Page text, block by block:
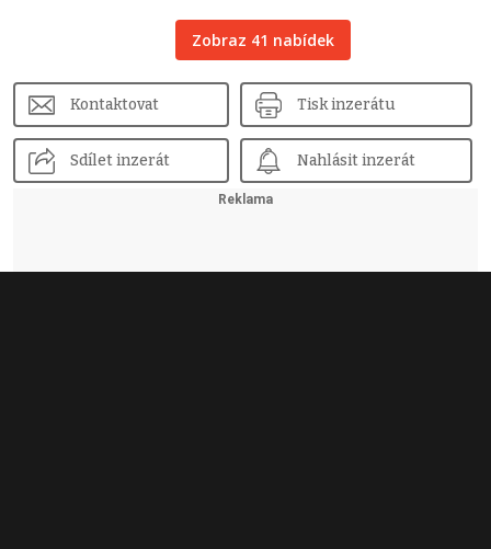
Zobraz 41 nabídek
Kontaktovat Tisk inzerátu
Sdílet inzerát Nahlásit inzerát